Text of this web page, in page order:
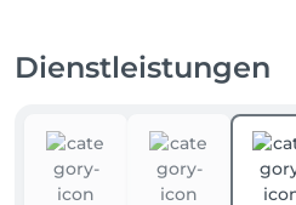
Dienstleistungen